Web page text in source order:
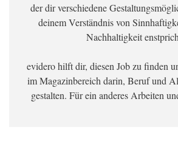
der dir verschiedene
deinem Verständnis von
Nachhaltigkeit
evidero hilft dir, diesen Job zu finden
im Magazinbereich darin, Beruf und
gestalten. Für ein anderes Arbeiten